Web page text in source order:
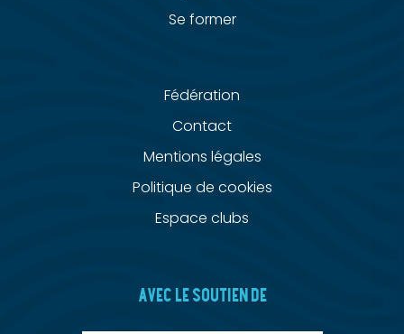
Se former
Fédération
Contact
Mentions légales
Politique de cookies
Espace clubs
AVEC LE SOUTIEN DE